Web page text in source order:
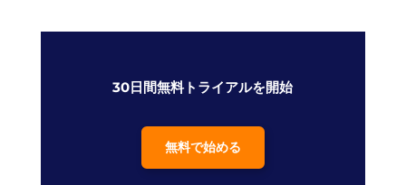
30日間無料トライアルを開始
無料で始める